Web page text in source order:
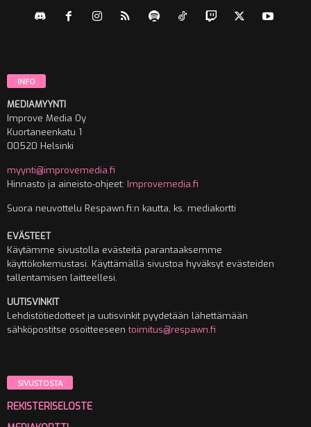
INFO
MEDIAMYYNTI
Improve Media Oy
Kuortaneenkatu 1
00520 Helsinki
myynti@improvemedia.fi
Hinnasto ja aineisto-ohjeet: Improvemedia.fi
Suora neuvottelu Respawn.fi:n kautta, ks. mediakortti
EVÄSTEET
Käytämme sivustolla evästeitä parantaaksemme
käyttökokemustasi. Käyttämällä sivustoa hyväksyt evästeiden
tallentamisen laitteellesi.
UUTISVINKIT
Lehdistötiedotteet ja uutisvinkit pyydetään lähettämään
sähköpostitse osoitteeseentoimitus@respawn.fi
SIVUSTOSTA
REKISTERISELOSTE